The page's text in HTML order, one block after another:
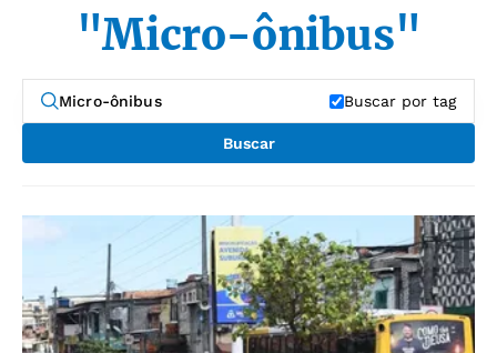
"Micro-ônibus"
Buscar por tag
Buscar